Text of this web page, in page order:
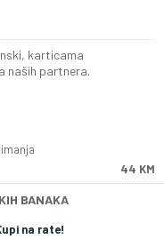
karticama
naših partnera.
44 KM
BANAKA
na rate!